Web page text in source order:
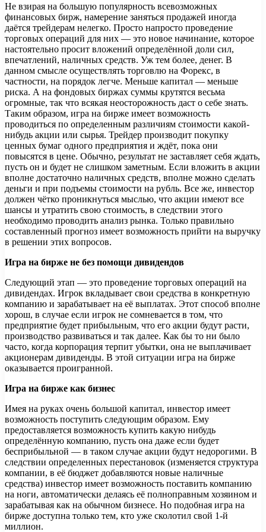
Не взирая на большую популярность всевозможных
финансовых бирж, намерение заняться продажей иногда
даётся трейдерам нелегко. Просто напросто проведение
торговых операций для них — это новое начинание, которое
настоятельно просит вложений определённой доли сил,
впечатлений, наличных средств. Уж тем более, денег. В
данном смысле осуществлять торговлю на Форекс, в
частности, на порядок легче. Меньше капитал — меньше
риска. А на фондовых биржах суммы крутятся весьма
огромные, так что всякая неосторожность даст о себе знать.
Таким образом, игра на бирже имеет возможность
проводиться по определенным различиям стоимости какой-
нибудь акции или сырья. Трейдер производит покупку
ценных бумаг одного предприятия и ждёт, пока они
повысятся в цене. Обычно, результат не заставляет себя ждать,
пусть он и будет не слишком заметным. Если вложить в акции
вполне достаточно наличных средств, вполне можно сделать
деньги и при подъемы стоимости на рубль. Все же, инвестор
должен чётко проникнуться мыслью, что акции имеют все
шансы и утратить свою стоимость, в следствии этого
необходимо проводить анализ рынка. Только правильно
составленный прогноз имеет возможность прийти на выручку
в решении этих вопросов.
Игра на бирже не без помощи дивидендов
Следующий этап — это проведение торговых операций на
дивидендах. Игрок вкладывает свои средства в конкретную
компанию и зарабатывает на её выплатах. Этот способ вполне
хорош, в случае если игрок не сомневается в том, что
предприятие будет прибыльным, что его акции будут расти,
производство развиваться и так далее. Как бы то ни было
часто, когда корпорация терпит убытки, она не выплачивает
акционерам дивиденды. В этой ситуации игра на бирже
оказывается проигранной.
Игра на бирже как бизнес
Имея на руках очень большой капитал, инвестор имеет
возможность поступить следующим образом. Ему
предоставляется возможность купить какую нибудь
определённую компанию, пусть она даже если будет
бесприбыльной — в таком случае акции будут недорогими. В
следствии определенных перестановок (изменяется структура
компании, в её бюджет добавляются новые наличные
средства) инвестор имеет возможность поставить компанию
на ноги, автоматически делаясь её полноправным хозяином и
зарабатывая как на обычном бизнесе. Но подобная игра на
бирже доступна только тем, кто уже сколотил свой 1-й
миллион.